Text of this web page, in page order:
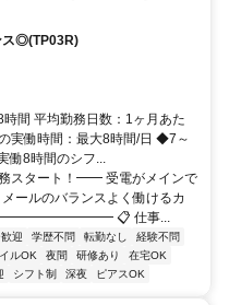
ス◎(TP03R)
間 平均勤務日数：1ヶ月あた
実働時間：最大8時間/日 ◆7～
8時間のシフ...
スタート！━━ 受電がメインで
ールのバランスよく働けるカ
📋 仕事...
迎 学歴不問 転勤なし
経験不問
ルOK 夜間 研修あり
在宅OK
シフト制 深夜 ピアスOK